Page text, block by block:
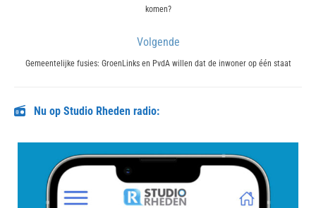
komen?
Volgende
Next
Gemeentelijke fusies: GroenLinks en PvdA willen dat de inwoner op één staat
Nu op Studio Rheden radio: